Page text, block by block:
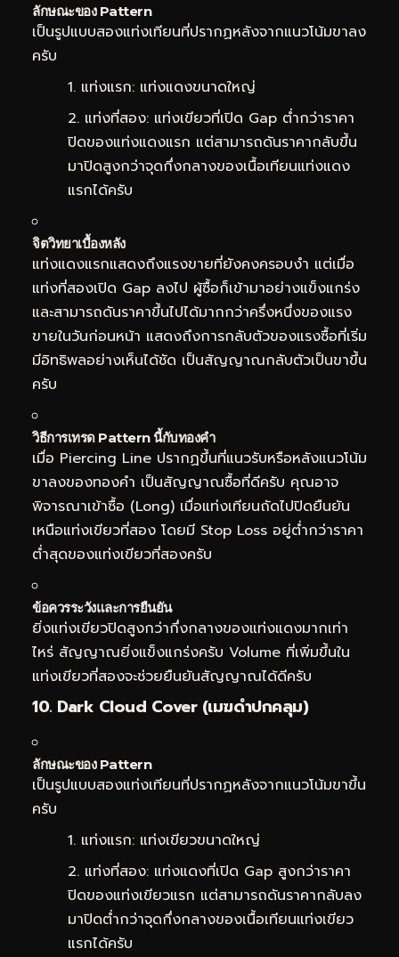
ลักษณะของ Pattern
เป็นรูปแบบสองแท่งเทียนที่ปรากฏหลังจากแนวโน้มขาลง
ครับ
แท่งแรก: แท่งแดงขนาดใหญ่
แท่งที่สอง: แท่งเขียวที่เปิด Gap ต่ำกว่าราคา
ปิดของแท่งแดงแรก แต่สามารถดันราคากลับขึ้น
มาปิดสูงกว่าจุดกึ่งกลางของเนื้อเทียนแท่งแดง
แรกได้ครับ
จิตวิทยาเบื้องหลัง
แท่งแดงแรกแสดงถึงแรงขายที่ยังคงครอบงำ แต่เมื่อ
แท่งที่สองเปิด Gap ลงไป ผู้ซื้อก็เข้ามาอย่างแข็งแกร่ง
และสามารถดันราคาขึ้นไปได้มากกว่าครึ่งหนึ่งของแรง
ขายในวันก่อนหน้า แสดงถึงการกลับตัวของแรงซื้อที่เริ่ม
มีอิทธิพลอย่างเห็นได้ชัด เป็นสัญญาณกลับตัวเป็นขาขึ้น
ครับ
วิธีการเทรด Pattern นี้กับทองคำ
เมื่อ Piercing Line ปรากฏขึ้นที่แนวรับหรือหลังแนวโน้ม
ขาลงของทองคำ เป็นสัญญาณซื้อที่ดีครับ คุณอาจ
พิจารณาเข้าซื้อ (Long) เมื่อแท่งเทียนถัดไปปิดยืนยัน
เหนือแท่งเขียวที่สอง โดยมี Stop Loss อยู่ต่ำกว่าราคา
ต่ำสุดของแท่งเขียวที่สองครับ
ข้อควรระวังและการยืนยัน
ยิ่งแท่งเขียวปิดสูงกว่ากึ่งกลางของแท่งแดงมากเท่า
ไหร่ สัญญาณยิ่งแข็งแกร่งครับ Volume ที่เพิ่มขึ้นใน
แท่งเขียวที่สองจะช่วยยืนยันสัญญาณได้ดีครับ
10. Dark Cloud Cover (เมฆดำปกคลุม)
ลักษณะของ Pattern
เป็นรูปแบบสองแท่งเทียนที่ปรากฏหลังจากแนวโน้มขาขึ้น
ครับ
แท่งแรก: แท่งเขียวขนาดใหญ่
แท่งที่สอง: แท่งแดงที่เปิด Gap สูงกว่าราคา
ปิดของแท่งเขียวแรก แต่สามารถดันราคากลับลง
มาปิดต่ำกว่าจุดกึ่งกลางของเนื้อเทียนแท่งเขียว
แรกได้ครับ